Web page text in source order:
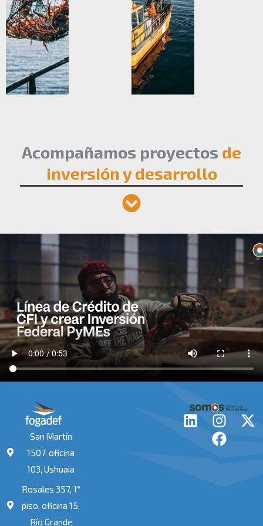
Acompañamos proyectos de
inversión y desarrollo
San Martín
1507, oficina
103, Ushuaia
Rosales 357, 1°
piso, oficina 15,
Río Grande
L
I
n
s
X
F
a
c